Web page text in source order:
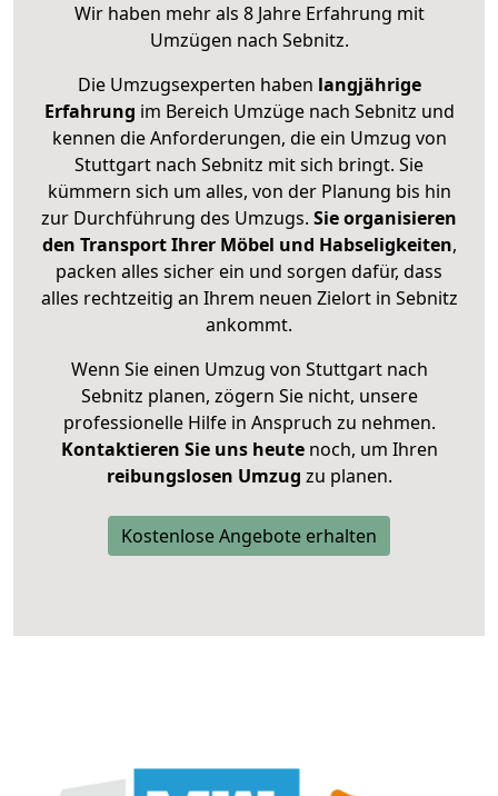
Wir haben mehr als 8 Jahre Erfahrung mit
Umzügen nach Sebnitz.
Die Umzugsexperten haben langjährige
Erfahrung im Bereich Umzüge nach Sebnitz und
kennen die Anforderungen, die ein Umzug von
Stuttgart nach Sebnitz mit sich bringt. Sie
kümmern sich um alles, von der Planung bis hin
zur Durchführung des Umzugs. Sie organisieren
den Transport Ihrer Möbel und Habseligkeiten,
packen alles sicher ein und sorgen dafür, dass
alles rechtzeitig an Ihrem neuen Zielort in Sebnitz
ankommt.
Wenn Sie einen Umzug von Stuttgart nach
Sebnitz planen, zögern Sie nicht, unsere
professionelle Hilfe in Anspruch zu nehmen.
Kontaktieren Sie uns heutenoch, um Ihren
reibungslosen Umzug zu planen.
Kostenlose Angebote erhalten